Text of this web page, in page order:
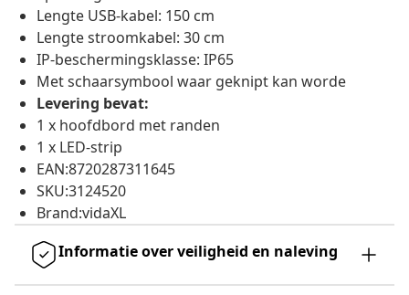
Lengte USB-kabel: 150 cm
Lengte stroomkabel: 30 cm
IP-beschermingsklasse: IP65
Met schaarsymbool waar geknipt kan worde
Levering bevat:
1 x hoofdbord met randen
1 x LED-strip
EAN:8720287311645
SKU:3124520
Brand:vidaXL
Informatie over veiligheid en naleving